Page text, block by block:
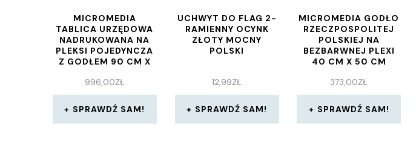
MICROMEDIA
TABLICA URZĘDOWA
NADRUKOWANA NA
PLEKSI POJEDYNCZA
Z GODŁEM 90 CM X
996,00ZŁ
SPRAWDŹ SAM!
UCHWYT DO FLAG 2-
RAMIENNY OCYNK
ZŁOTY MOCNY
POLSKI
12,99ZŁ
SPRAWDŹ SAM!
MICROMEDIA GODŁO
RZECZPOSPOLITEJ
POLSKIEJ NA
BEZBARWNEJ PLEXI
40 CM X 50 CM
373,00ZŁ
SPRAWDŹ SAM!